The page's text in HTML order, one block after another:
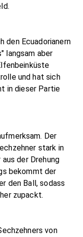
den Ecuadorianern
langsam aber
und hat sich
in dieser Partie
Der
stark in
der Drehung
bekommt der
den Ball, sodass
zupackt.
von